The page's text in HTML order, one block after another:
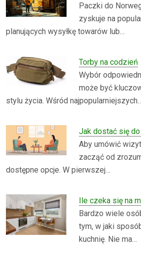
Paczki do
zyskuje na
planujących wysyłkę towarów lub…
Torby na codzień
Wybór
może być
stylu życia. Wśród
Jak dostać się
Aby umówić
zacząć od
dostępne opcje. W pierwszej…
Ile czeka się na
Bardzo wiele
tym, w jaki
kuchnię. Nie ma…